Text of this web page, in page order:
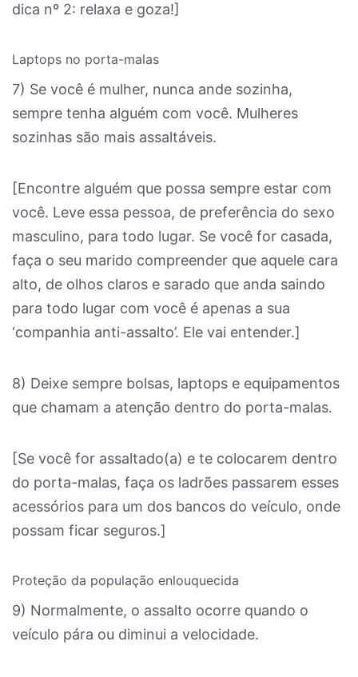
dica nº 2: relaxa e goza!]
Laptops no porta-malas
7) Se você é mulher, nunca ande sozinha,
sempre tenha alguém com você. Mulheres
sozinhas são mais assaltáveis.
[Encontre alguém que possa sempre estar com
você. Leve essa pessoa, de preferência do sexo
masculino, para todo lugar. Se você for casada,
faça o seu marido compreender que aquele cara
alto, de olhos claros e sarado que anda saindo
para todo lugar com você é apenas a sua
‘companhia anti-assalto’. Ele vai entender.]
8) Deixe sempre bolsas, laptops e equipamentos
que chamam a atenção dentro do porta-malas.
[Se você for assaltado(a) e te colocarem dentro
do porta-malas, faça os ladrões passarem esses
acessórios para um dos bancos do veículo, onde
possam ficar seguros.]
Proteção da população enlouquecida
9) Normalmente, o assalto ocorre quando o
veículo pára ou diminui a velocidade.